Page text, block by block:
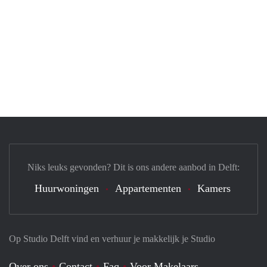
Op Studio Delft vind en verhuur je makkelijk je Studio
Niks leuks gevonden? Dit is ons andere aanbod in Delft:
Huurwoningen Appartementen Kamers